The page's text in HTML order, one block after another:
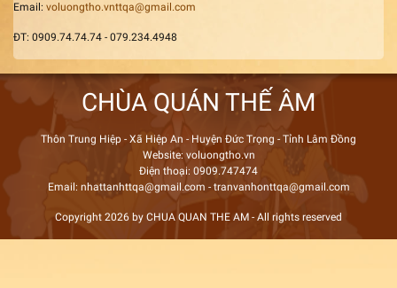
Email: voluongtho.vnttqa@gmail.com
ĐT: 0909.74.74.74 - 079.234.4948
CHÙA QUÁN THẾ ÂM
Thôn Trung Hiệp - Xã Hiệp An - Huyện Đức Trọng - Tỉnh Lâm Đồng
Website: voluongtho.vn
Điện thoại: 0909.747474
Email: nhattanhttqa@gmail.com - tranvanhonttqa@gmail.com
Copyright 2026 by CHUA QUAN THE AM - All rights reserved